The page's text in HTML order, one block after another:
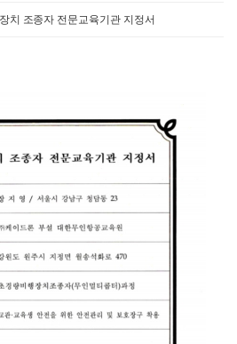
치 조종자 전문교육기관 지정서